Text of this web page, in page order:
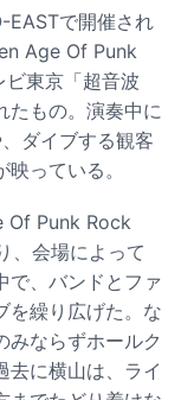
EASTで開催され
Age Of Punk
東京「超音波
たもの。演奏中に
ダイブする観客
っている。
Of Punk Rock
、会場によって
で、バンドとファ
を繰り広げた。な
みならずホールク
去に横山は、ライ